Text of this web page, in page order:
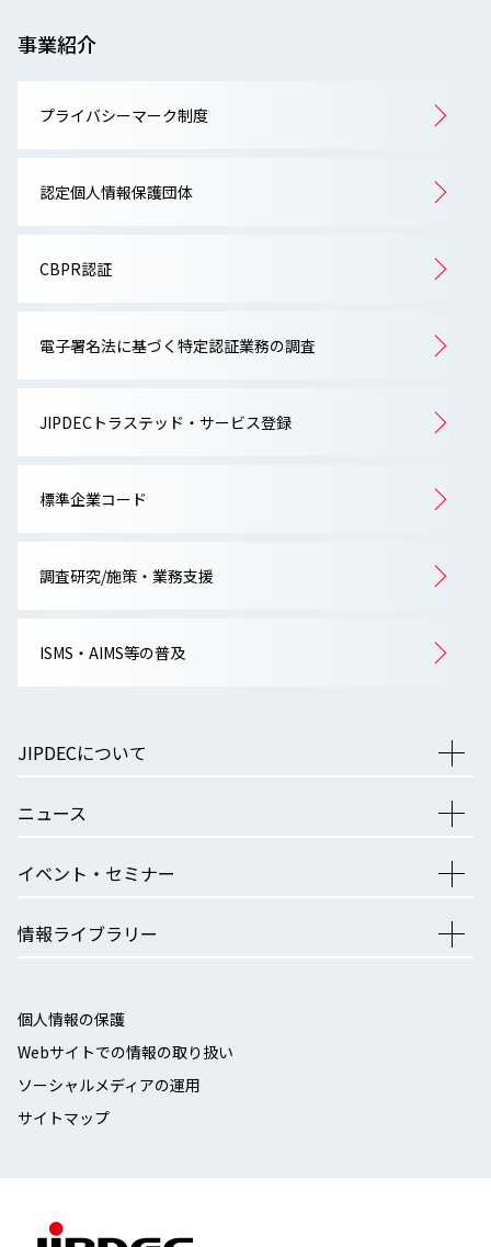
事業紹介
プライバシーマーク制度
認定個人情報保護団体
CBPR認証
電子署名法に基づく特定認証業務の調査
JIPDECトラステッド・サービス登録
標準企業コード
調査研究/施策・業務支援
ISMS・AIMS等の普及
JIPDECについて
ニュース
イベント・セミナー
情報ライブラリー
個人情報の保護
Webサイトでの情報の取り扱い
ソーシャルメディアの運用
サイトマップ